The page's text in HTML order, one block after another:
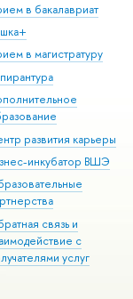
в бакалавриат
в магистратуру
развития карьеры
инкубатор ВШЭ
связь и
с
услуг